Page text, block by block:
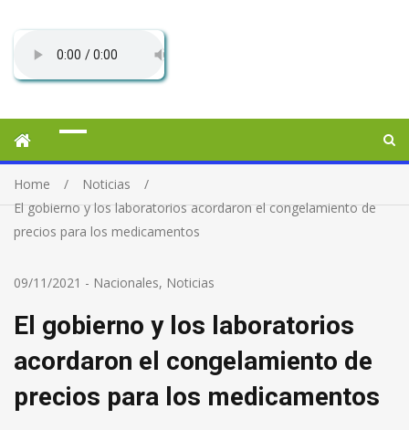
Home
Noticias
El gobierno y los laboratorios acordaron el congelamiento de
precios para los medicamentos
09/11/2021 - Nacionales, Noticias
El gobierno y los laboratorios
acordaron el congelamiento de
precios para los medicamentos